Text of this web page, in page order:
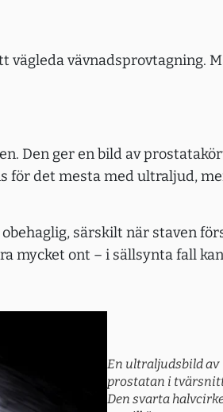
vävnadsprovtagning.
Den ger en bild av
det mesta med ultraljud,
särskilt när staven
mycket ont – i sällsynta fall
En ultraljudsbild av
prostatan i
Den svarta